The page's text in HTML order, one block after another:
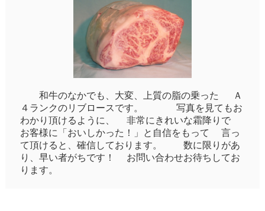
和牛のなかでも、大変、上質の脂の乗った Ａ
４ランクのリブロースです。 写真を見てもお
わかり頂けるように、 非常にきれいな霜降りで
お客様に「おいしかった！」と自信をもって 言っ
て頂けると、確信しております。 数に限りがあ
り、早い者がちです！ お問い合わせお待ちしてお
ります。